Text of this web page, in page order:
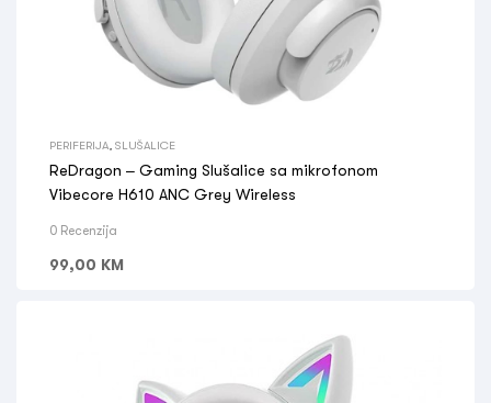
PERIFERIJA SLUŠALICE
ReDragon – Gaming Slušalice sa mikrofonom
Vibecore H610 ANC Grey Wireless
0 Recenzija
99,00 KM